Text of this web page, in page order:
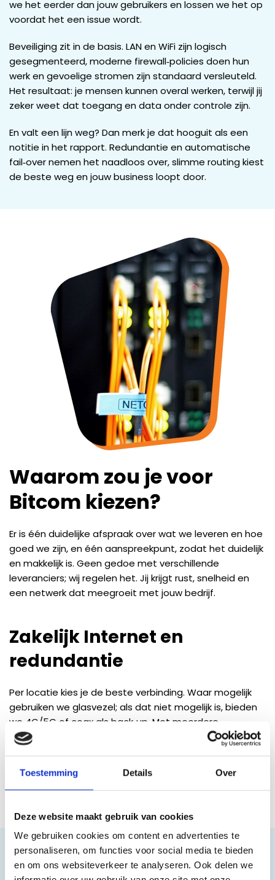
Toestemming Details Over
Deze website maakt gebruik van cookies
We gebruiken cookies om content en advertenties te
personaliseren, om functies voor social media te bieden
en om ons websiteverkeer te analyseren. Ook delen we
we het eerder dan jouw gebruikers en lossen we het op
voordat het een issue wordt.
Beveiliging zit in de basis. LAN en WiFi zijn logisch
gesegmenteerd, moderne firewall‑policies doen hun
werk en gevoelige stromen zijn standaard versleuteld.
Het resultaat: je mensen kunnen overal werken, terwijl jij
zeker weet dat toegang en data onder controle zijn.
En valt een lijn weg? Dan merk je dat hooguit als een
notitie in het rapport. Redundantie en automatische
fail‑over nemen het naadloos over, slimme routing kiest
de beste weg en jouw business loopt door.
Waarom zou je voor
Bitcom kiezen?
Er is één duidelijke afspraak over wat we leveren en hoe
goed we zijn, en één aanspreekpunt, zodat het duidelijk
en makkelijk is. Geen gedoe met verschillende
leveranciers; wij regelen het. Jij krijgt rust, snelheid en
een netwerk dat meegroeit met jouw bedrijf.
Zakelijk Internet en
redundantie
Per locatie kies je de beste verbinding. Waar mogelijk
gebruiken we glasvezel; als dat niet mogelijk is, bieden
we 4G/5G of coax als back‑up. Met meerdere
verbindingen en automatische overschakeling blijf je
internet met gegarandeerde snelheid en duidelijke
afspraken over prestaties. Bij oplevering en bij migraties
Netwerk en WiFi